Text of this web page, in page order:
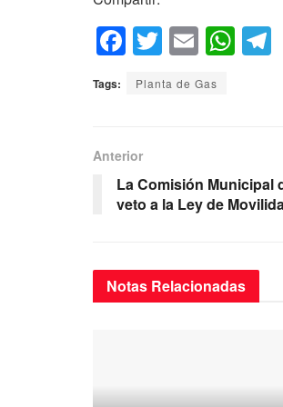
F
a
c
b
o
o
T
wi
tt
E
m
ail
W
h
p
p
Tags: Planta de Gas
Anterior
La Comisión Municipal
veto a la Ley de
Notas Relacionadas